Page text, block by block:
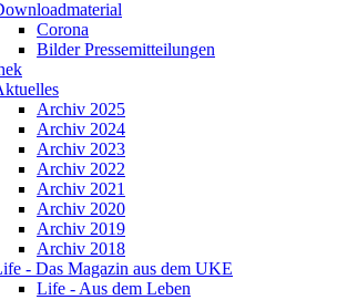
Corona
Bilder Pressemitteilungen
Archiv 2025
Archiv 2024
Archiv 2023
Archiv 2022
Archiv 2021
Archiv 2020
Archiv 2019
Archiv 2018
- Das Magazin aus dem UKE
Life - Aus dem Leben